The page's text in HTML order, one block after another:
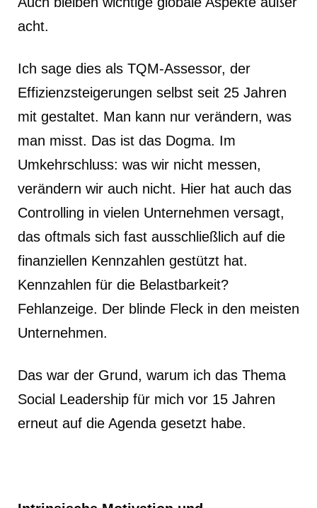
acht.
Ich sage dies als TQM-Assessor, der
Effizienzsteigerungen selbst seit 25 Jahren
mit gestaltet. Man kann nur verändern, was
man misst. Das ist das Dogma. Im
Umkehrschluss: was wir nicht messen,
verändern wir auch nicht. Hier hat auch das
Controlling in vielen Unternehmen versagt,
das oftmals sich fast ausschließlich auf die
finanziellen Kennzahlen gestützt hat.
Kennzahlen für die Belastbarkeit?
Fehlanzeige. Der blinde Fleck in den meisten
Unternehmen.
Das war der Grund, warum ich das Thema
Social Leadership für mich vor 15 Jahren
erneut auf die Agenda gesetzt habe.